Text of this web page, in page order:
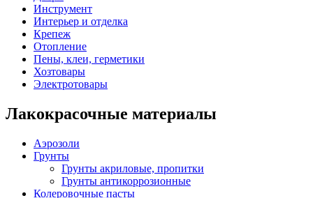
Инструмент
Интерьер и отделка
Крепеж
Отопление
Пены, клеи, герметики
Хозтовары
Электротовары
Лакокрасочные материалы
Аэрозоли
Грунты
Грунты акриловые, пропитки
Грунты антикоррозионные
Колеровочные пасты